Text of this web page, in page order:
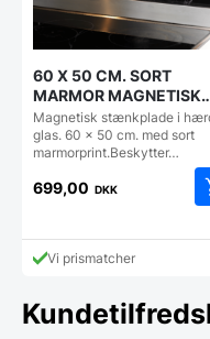
60 X 50 CM. SORT
MARMOR MAGNETISK
STÆNKPLADE
Magnetisk stænkplade i
glas. 60 x 50 cm. med sort
marmorprint.Beskytter…
699,00 DKK
Vi prismatcher